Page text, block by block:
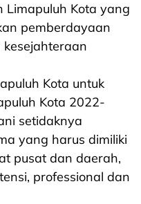
Limapuluh Kota yang
pemberdayaan
Kota untuk
Kota 2022-
setidaknya
yang harus dimiliki
pusat dan daerah,
professional dan